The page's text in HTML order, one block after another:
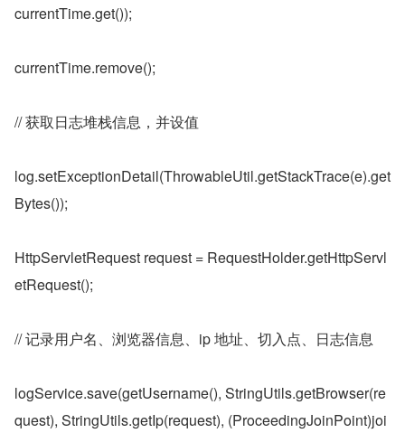
currentTime.get());
currentTime.remove();
// 获取日志堆栈信息，并设值
log.setExceptionDetail(ThrowableUtil.getStackTrace(e).get
Bytes());
HttpServletRequest request = RequestHolder.getHttpServl
etRequest();
// 记录用户名、浏览器信息、ip 地址、切入点、日志信息
logService.save(getUsername(), StringUtils.getBrowser(re
quest), StringUtils.getIp(request), (ProceedingJoinPoint)joi